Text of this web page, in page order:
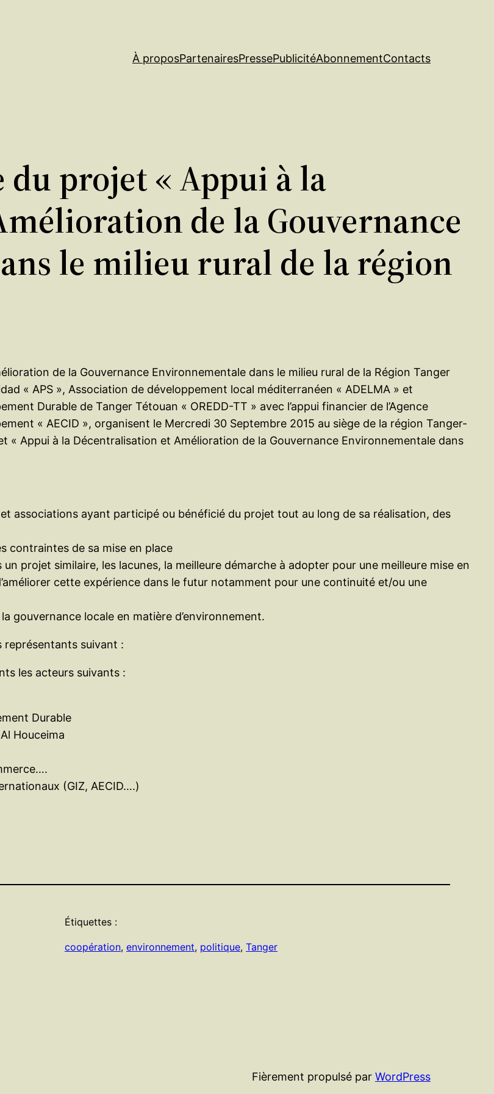
À proposPartenairesPressePublicitéAbonnementContacts
projet « Appui à la
de la Gouvernance
le milieu rural de la région
de la Gouvernance Environnementale dans le milieu rural de la Région Tanger
« APS », Association de développement local méditerranéen « ADELMA » et
Durable de Tanger Tétouan « OREDD-TT » avec l’appui financier de l’Agence
« AECID », organisent le Mercredi 30 Septembre 2015 au siège de la région Tanger-
« Appui à la Décentralisation et Amélioration de la Gouvernance Environnementale dans
associations ayant participé ou bénéficié du projet tout au long de sa réalisation, des
contraintes de sa mise en place
projet similaire, les lacunes, la meilleure démarche à adopter pour une meilleure mise en
cette expérience dans le futur notamment pour une continuité et/ou une
gouvernance locale en matière d’environnement.
représentants suivant :
les acteurs suivants :
Durable
Houceima
(GIZ, AECID….)
Étiquettes :
coopération, environnement, politique, Tanger
Fièrement propulsé par WordPress